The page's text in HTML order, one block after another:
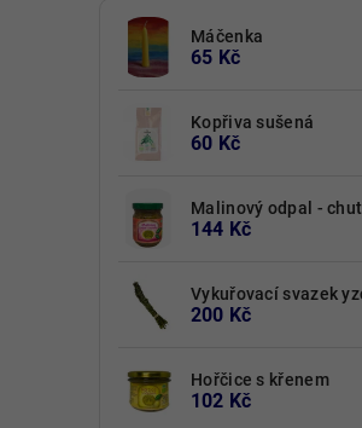
Máčenka
65 Kč
Kopřiva sušená
60 Kč
Malinový odpal -
144 Kč
Vykuřovací svazek
200 Kč
Hořčice s křenem
102 Kč